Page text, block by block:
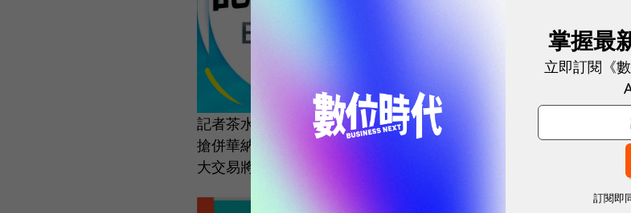
記者茶水間197.Netflix、派拉蒙
搶併華納！這場娛樂產業史上最
大交易將如何影響全球影視業？
數位關鍵字218.美國發動AI科
總動員！解析川普創世紀任務
掌握最
立即訂閱《
訂閱即